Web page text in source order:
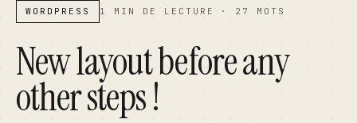
WORDPRESS 1 MIN DE LECTURE · 27 MOTS
New layout before any
other steps !